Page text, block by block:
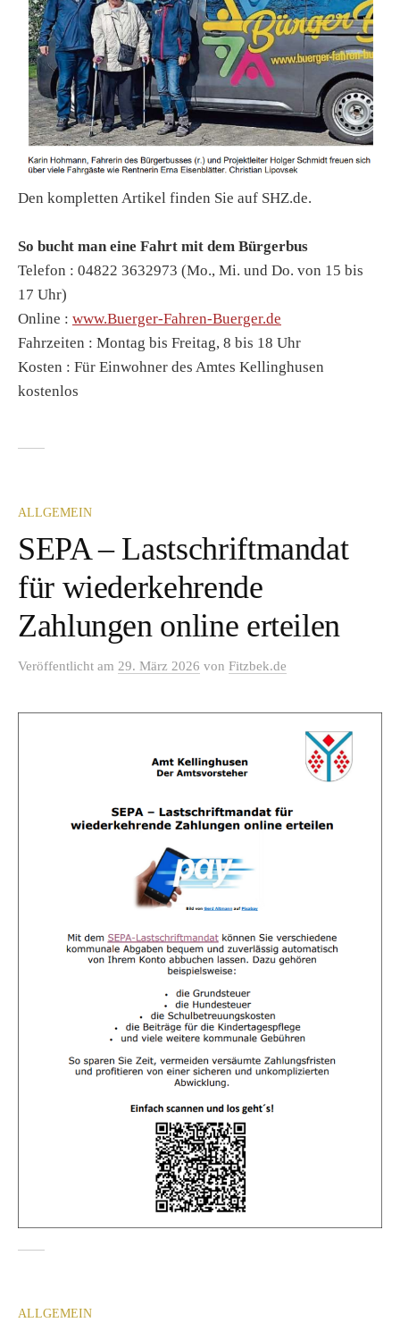
Den kompletten Artikel finden Sie auf SHZ.de.
So bucht man eine Fahrt mit dem Bürgerbus
Telefon : 04822 3632973 (Mo., Mi. und Do. von 15 bis
17 Uhr)
Online : www.Buerger-Fahren-Buerger.de
Fahrzeiten : Montag bis Freitag, 8 bis 18 Uhr
Kosten : Für Einwohner des Amtes Kellinghusen
kostenlos
ALLGEMEIN
SEPA – Lastschriftmandat
für wiederkehrende
Zahlungen online erteilen
Veröffentlicht am 29. März 2026 von Fitzbek.de
ALLGEMEIN